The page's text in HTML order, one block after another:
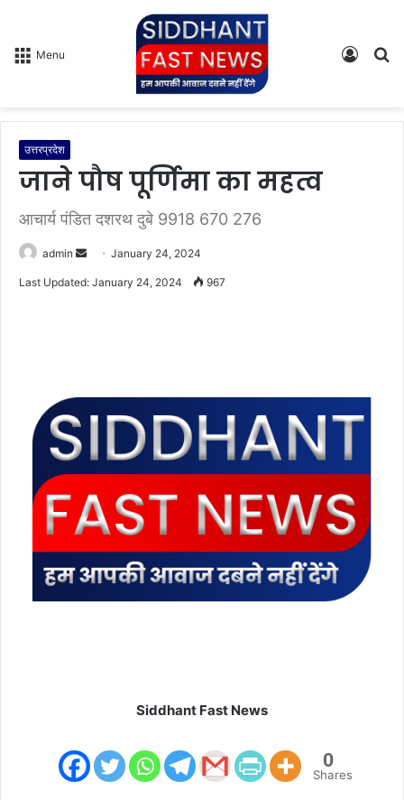
Menu
Log
उत्तरप्रदेश
जाने पौष पूर्णिमा का महत्व
आचार्य पंडित दशरथ दुबे 9918 670 276
admin January 24, 2024
Last Updated: January 24, 2024 967
Siddhant Fast News
0
Shares